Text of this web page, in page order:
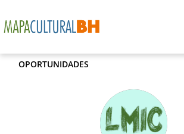
OPORTUNIDADES